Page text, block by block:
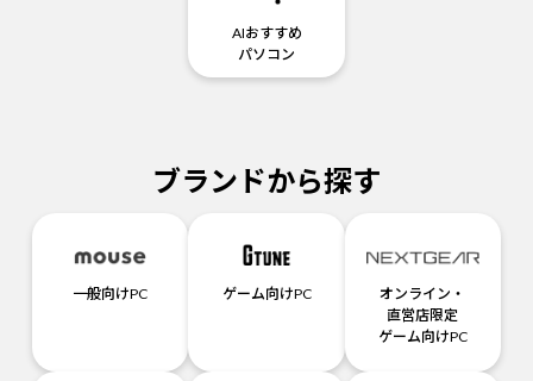
AIおすすめ
パソコン
ブランドから探す
一般向けPC ゲーム向けPC
オンライン・
直営店限定
ゲーム向けPC